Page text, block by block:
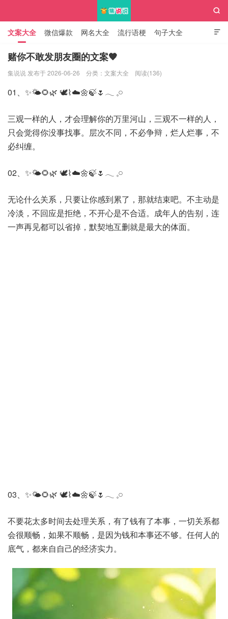

文案大全 微信爆款 网名大全 流行语梗 句子大全
知识大全

赌你不敢发朋友圈的文案🧡
集说说 发布于 2026-06-26 分类： 文案大全 阅读(136)
01、✨🌤️🌻🌿 🕊️⌇☁️🌼🍃🌷𓂃 𓈒𓏸
三观一样的人，才会理解你的万里河山，三观不一样的人，
只会觉得你没事找事。层次不同，不必争辩，烂人烂事，不
必纠缠。
02、✨🌤️🌻🌿 🕊️⌇☁️🌼🍃🌷𓂃 𓈒𓏸
无论什么关系，只要让你感到累了，那就结束吧。不主动是
冷淡，不回应是拒绝，不开心是不合适。成年人的告别，连
一声再见都可以省掉，默契地互删就是最大的体面。
03、✨🌤️🌻🌿 🕊️⌇☁️🌼🍃🌷𓂃 𓈒𓏸
不要花太多时间去处理关系，有了钱有了本事，一切关系都
会很顺畅，如果不顺畅，是因为钱和本事还不够。任何人的
底气，都来自自己的经济实力。